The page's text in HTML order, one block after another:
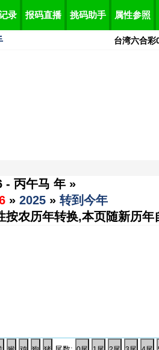
录 报码直播 挑码助手 属性参照
台湾六合彩
- 丙午马 年 »
» 2025 » 转到今年
按农历年转换,本页随新历